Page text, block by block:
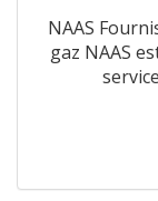
NAAS
gaz NAAS